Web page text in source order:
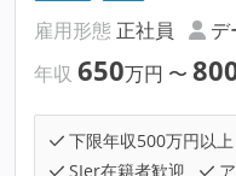
雇用形態 正社員 デ
年収 650万円 〜
下限年収500万円以上
SIer在籍者歓迎